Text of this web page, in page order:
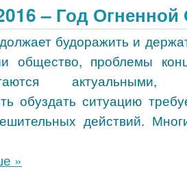
– Год
будоражить и
общество, проблемы
актуальными,
обуздать ситуацию
действий.
»